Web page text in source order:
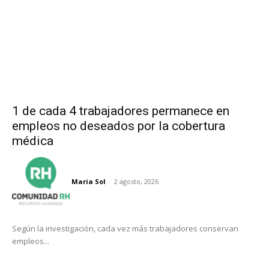
1 de cada 4 trabajadores permanece en
empleos no deseados por la cobertura
médica
Maria Sol - 2 agosto, 2026
Según la investigación, cada vez más trabajadores conservan
empleos...